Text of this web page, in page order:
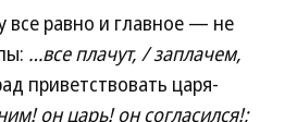
все равно и главное — не
…все плачут, / заплачем,
приветствовать царя-
он царь! он согласился!;